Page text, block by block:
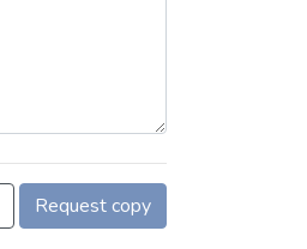
Request copy